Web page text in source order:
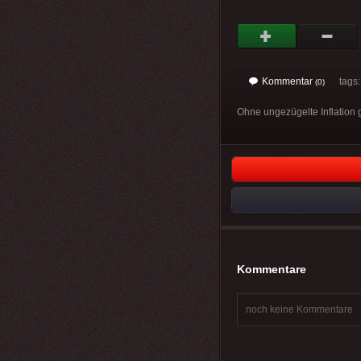
Kommentar (0)
Ohne ungezügelte Inflation
Kommentare
noch keine Kommentare